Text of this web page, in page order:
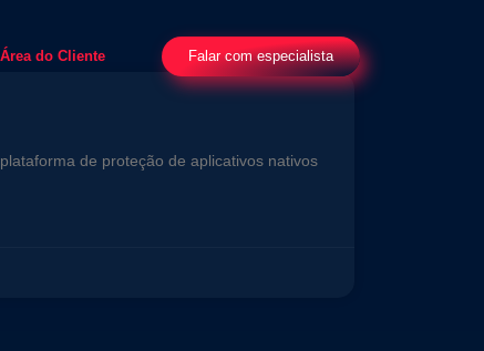
Área do Cliente Falar com especialista
de proteção de aplicativos nativos